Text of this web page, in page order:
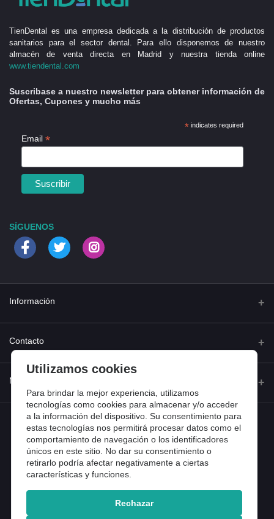
TienDental es una empresa dedicada a la distribución de productos
sanitarios para el sector dental. Para ello disponemos de nuestro
almacén de venta directa en Madrid y nuestra tienda online
www.tiendental.com
Suscribase a nuestro newsletter para obtener información de
Ofertas, Cupones y mucho más
*indicates required
Email *
SÍGUENOS
Información
Quienes somos
Preguntas frecuentes
Entradas de blog
Contacto
Calle Ferraz 42, Madrid
Teléfono
918 13 81 81
Email
info@tiendental.com
Mi cuenta
Iniciar sesión
Historial de pedidos
Mi lista de compra
Copyright 2025 © TienDental productos dentales, S.L..
Utilizamos cookies
Para brindar la mejor experiencia, utilizamos
tecnologías como cookies para almacenar y/o acceder
a la información del dispositivo. Su consentimiento para
estas tecnologías nos permitirá procesar datos como el
comportamiento de navegación o los identificadores
únicos en este sitio. No dar su consentimiento o
retirarlo podría afectar negativamente a ciertas
características y funciones.
Rechazar